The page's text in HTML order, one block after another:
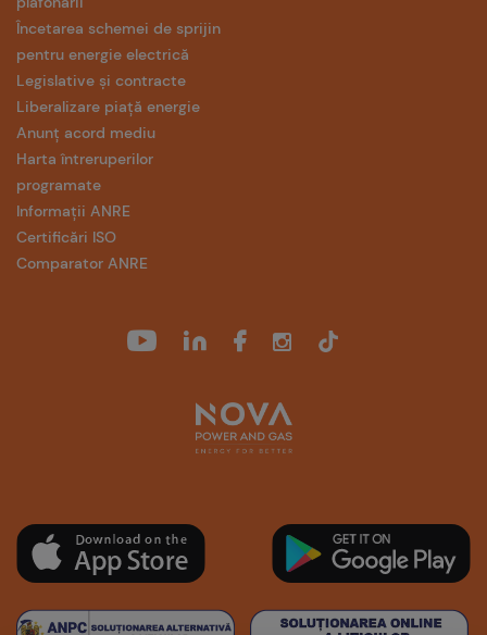
Încetarea schemei de sprijin
pentru energie electrică
Legislative și contracte
Liberalizare piață energie
Anunț acord mediu
Harta întreruperilor
programate
Informații ANRE
Certificări ISO
Comparator ANRE